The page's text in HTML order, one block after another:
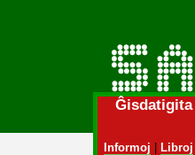
Informoj Libroj